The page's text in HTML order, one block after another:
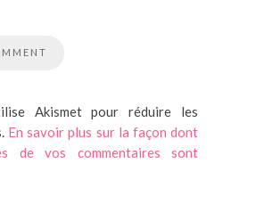
Akismet pour réduire les
En savoir plus sur la façon dont
de vos commentaires sont